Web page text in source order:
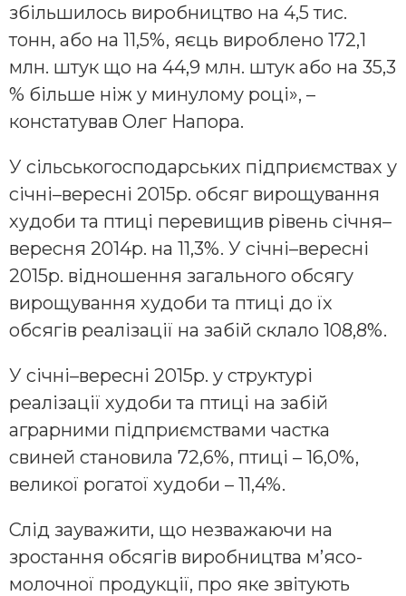
збільшилось виробництво на 4,5 тис.
тонн, або на 11,5%, яєць вироблено 172,1
млн. штук що на 44,9 млн. штук або на 35,3
% більше ніж у минулому році», –
констатував Олег Напора.
У сільськогосподарських підприємствах у
січні–вересні 2015р. обсяг вирощування
худоби та птиці перевищив рівень січня–
вересня 2014р. на 11,3%. У січні–вересні
2015р. відношення загального обсягу
вирощування худоби та птиці до їх
обсягів реалізації на забій склало 108,8%.
У січні–вересні 2015р. у структурі
реалізації худоби та птиці на забій
аграрними підприємствами частка
свиней становила 72,6%, птиці – 16,0%,
великої рогатої худоби – 11,4%.
Слід зауважити, що незважаючи на
зростання обсягів виробництва м’ясо-
молочної продукції, про яке звітують